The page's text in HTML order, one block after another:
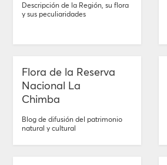
Descripción de la Región, su flora
y sus peculiaridades
Flora de la Reserva
Nacional La
Chimba
Blog de difusión del patrimonio
natural y cultural